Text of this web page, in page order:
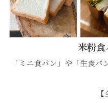
米粉食
「ミニ食パン」や「生食